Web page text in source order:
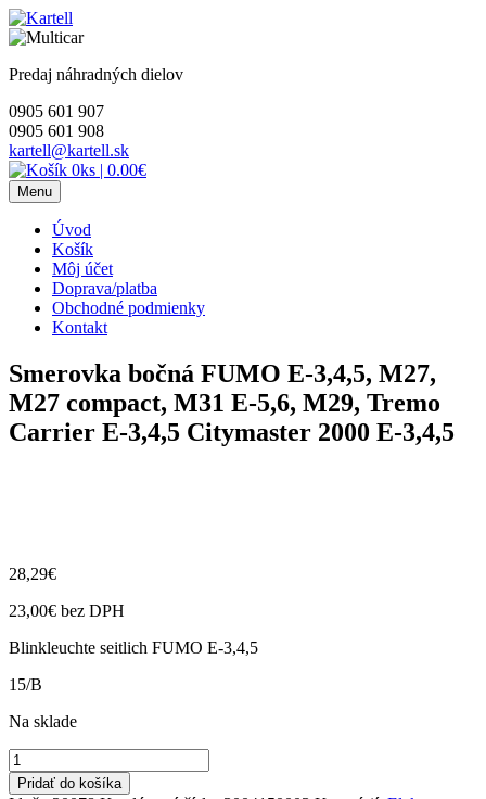
Skip
to
Predaj náhradných dielov
0905 601 907
0905 601 908
kartell@kartell.sk
0ks | 0.00€
Menu
Úvod
Košík
Môj účet
Doprava/platba
Obchodné podmienky
Kontakt
Smerovka bočná FUMO E-3,4,5, M27,
M27 compact, M31 E-5,6, M29, Tremo
Carrier E-3,4,5 Citymaster 2000 E-3,4,5
28,29€
23,00€ bez DPH
Blinkleuchte seitlich FUMO E-3,4,5
15/B
Na sklade
množstvo
Smerovka
Pridať do košíka